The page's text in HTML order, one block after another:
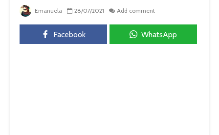
Emanuela 28/07/2021 Add comment
Facebook WhatsApp